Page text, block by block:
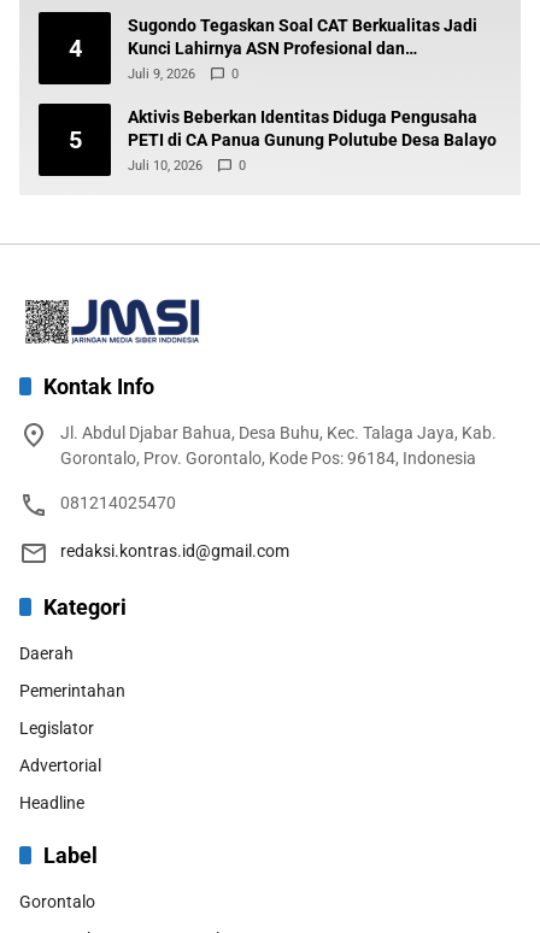
4
Sugondo Tegaskan Soal CAT Berkualitas Jadi
Kunci Lahirnya ASN Profesional dan
Berintegritas
Juli 9, 2026 0
5
Aktivis Beberkan Identitas Diduga Pengusaha
PETI di CA Panua Gunung Polutube Desa Balayo
Juli 10, 2026 0
Kontak Info
Jl. Abdul Djabar Bahua, Desa Buhu, Kec. Talaga Jaya, Kab.
Gorontalo, Prov. Gorontalo, Kode Pos: 96184, Indonesia
081214025470
redaksi.kontras.id@gmail.com
Kategori
Daerah
Pemerintahan
Legislator
Advertorial
Headline
Label
Gorontalo